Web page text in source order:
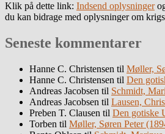
Klik på dette link: Indsend oplysninger
du kan bidrage med oplysninger om
Seneste kommentarer
Hanne C. Christensen til Møller,
Hanne C. Christensen til Den
Andreas Jacobsen til Schmidt,
Andreas Jacobsen til Lausen,
Preben T. Clausen til Den gotiske
Torben til Møller, Søren Peter